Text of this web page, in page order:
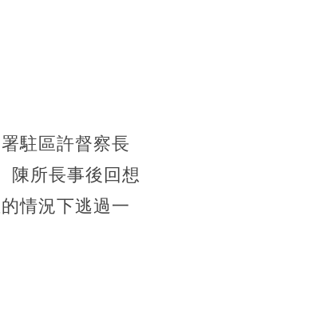
駐區許督察長
陳所長事後回想
情況下逃過一